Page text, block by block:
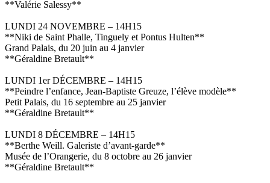
**Valérie Salessy**
LUNDI 24 NOVEMBRE – 14H15
**Niki de Saint Phalle, Tinguely et Pontus Hulten**
Grand Palais, du 20 juin au 4 janvier
**Géraldine Bretault**
LUNDI 1er DÉCEMBRE – 14H15
**Peindre l’enfance, Jean-Baptiste Greuze, l’élève modèle**
Petit Palais, du 16 septembre au 25 janvier
**Géraldine Bretault**
LUNDI 8 DÉCEMBRE – 14H15
**Berthe Weill. Galeriste d’avant-garde**
Musée de l’Orangerie, du 8 octobre au 26 janvier
**Géraldine Bretault**